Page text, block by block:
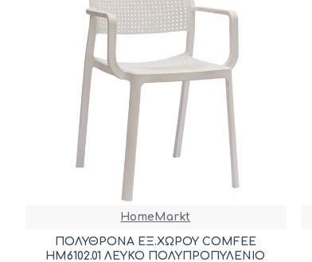
HomeMarkt
ΠΟΛΥΘΡΟΝΑ ΕΞ.ΧΩΡΟΥ COMFEE
HM6102.01 ΛΕΥΚΟ ΠΟΛΥΠΡΟΠΥΛΕΝΙΟ